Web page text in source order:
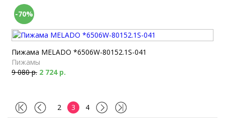
-70%
Пижама MELADO *6506W-80152.1S-041
Пижамы
9 080 р. 2 724 р.
2 3 4